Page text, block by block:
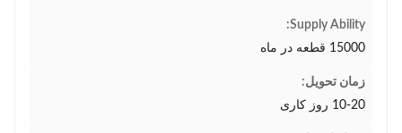
Supply Ability:
15000 قطعه در ماه
زمان تحویل:
10-20 روز کاری